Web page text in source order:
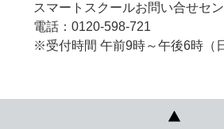
スマートスクールお問い合せセン
電話：0120-598-721
※受付時間 午前9時～午後6時（日